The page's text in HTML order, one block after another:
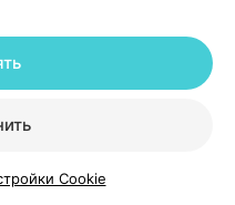
Профиль
применению
Cookie